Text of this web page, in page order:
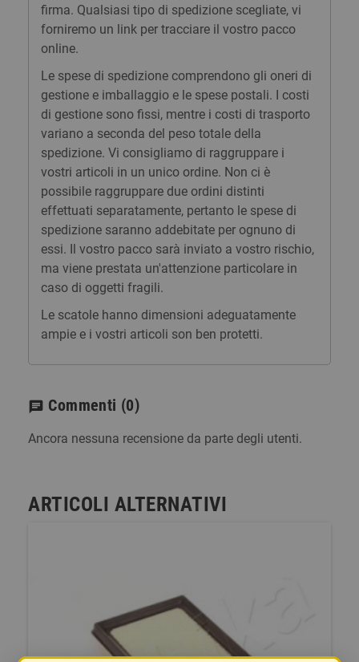
firma. Qualsiasi tipo di spedizione scegliate, vi
forniremo un link per tracciare il vostro pacco
online.
Le spese di spedizione comprendono gli oneri di
gestione e imballaggio e le spese postali. I costi
di gestione sono fissi, mentre i costi di trasporto
variano a seconda del peso totale della
spedizione. Vi consigliamo di raggruppare i
vostri articoli in un unico ordine. Non ci è
possibile raggruppare due ordini distinti
effettuati separatamente, pertanto le spese di
spedizione saranno addebitate per ognuno di
essi. Il vostro pacco sarà inviato a vostro rischio,
ma viene prestata un'attenzione particolare in
caso di oggetti fragili.
Le scatole hanno dimensioni adeguatamente
ampie e i vostri articoli son ben protetti.
chat Commenti (0)
Ancora nessuna recensione da parte degli utenti.
ARTICOLI ALTERNATIVI